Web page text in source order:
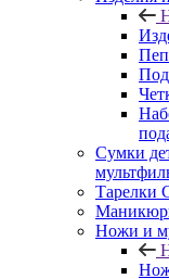
Сумки
Тарелки
Ножи и